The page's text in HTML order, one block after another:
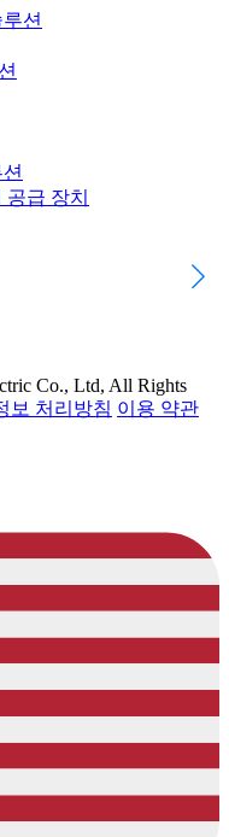
션
급 장치
Co., Ltd, All Rights
보 처리방침 이용 약관